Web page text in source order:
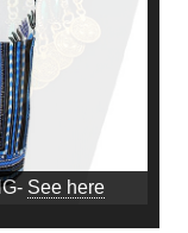
See here